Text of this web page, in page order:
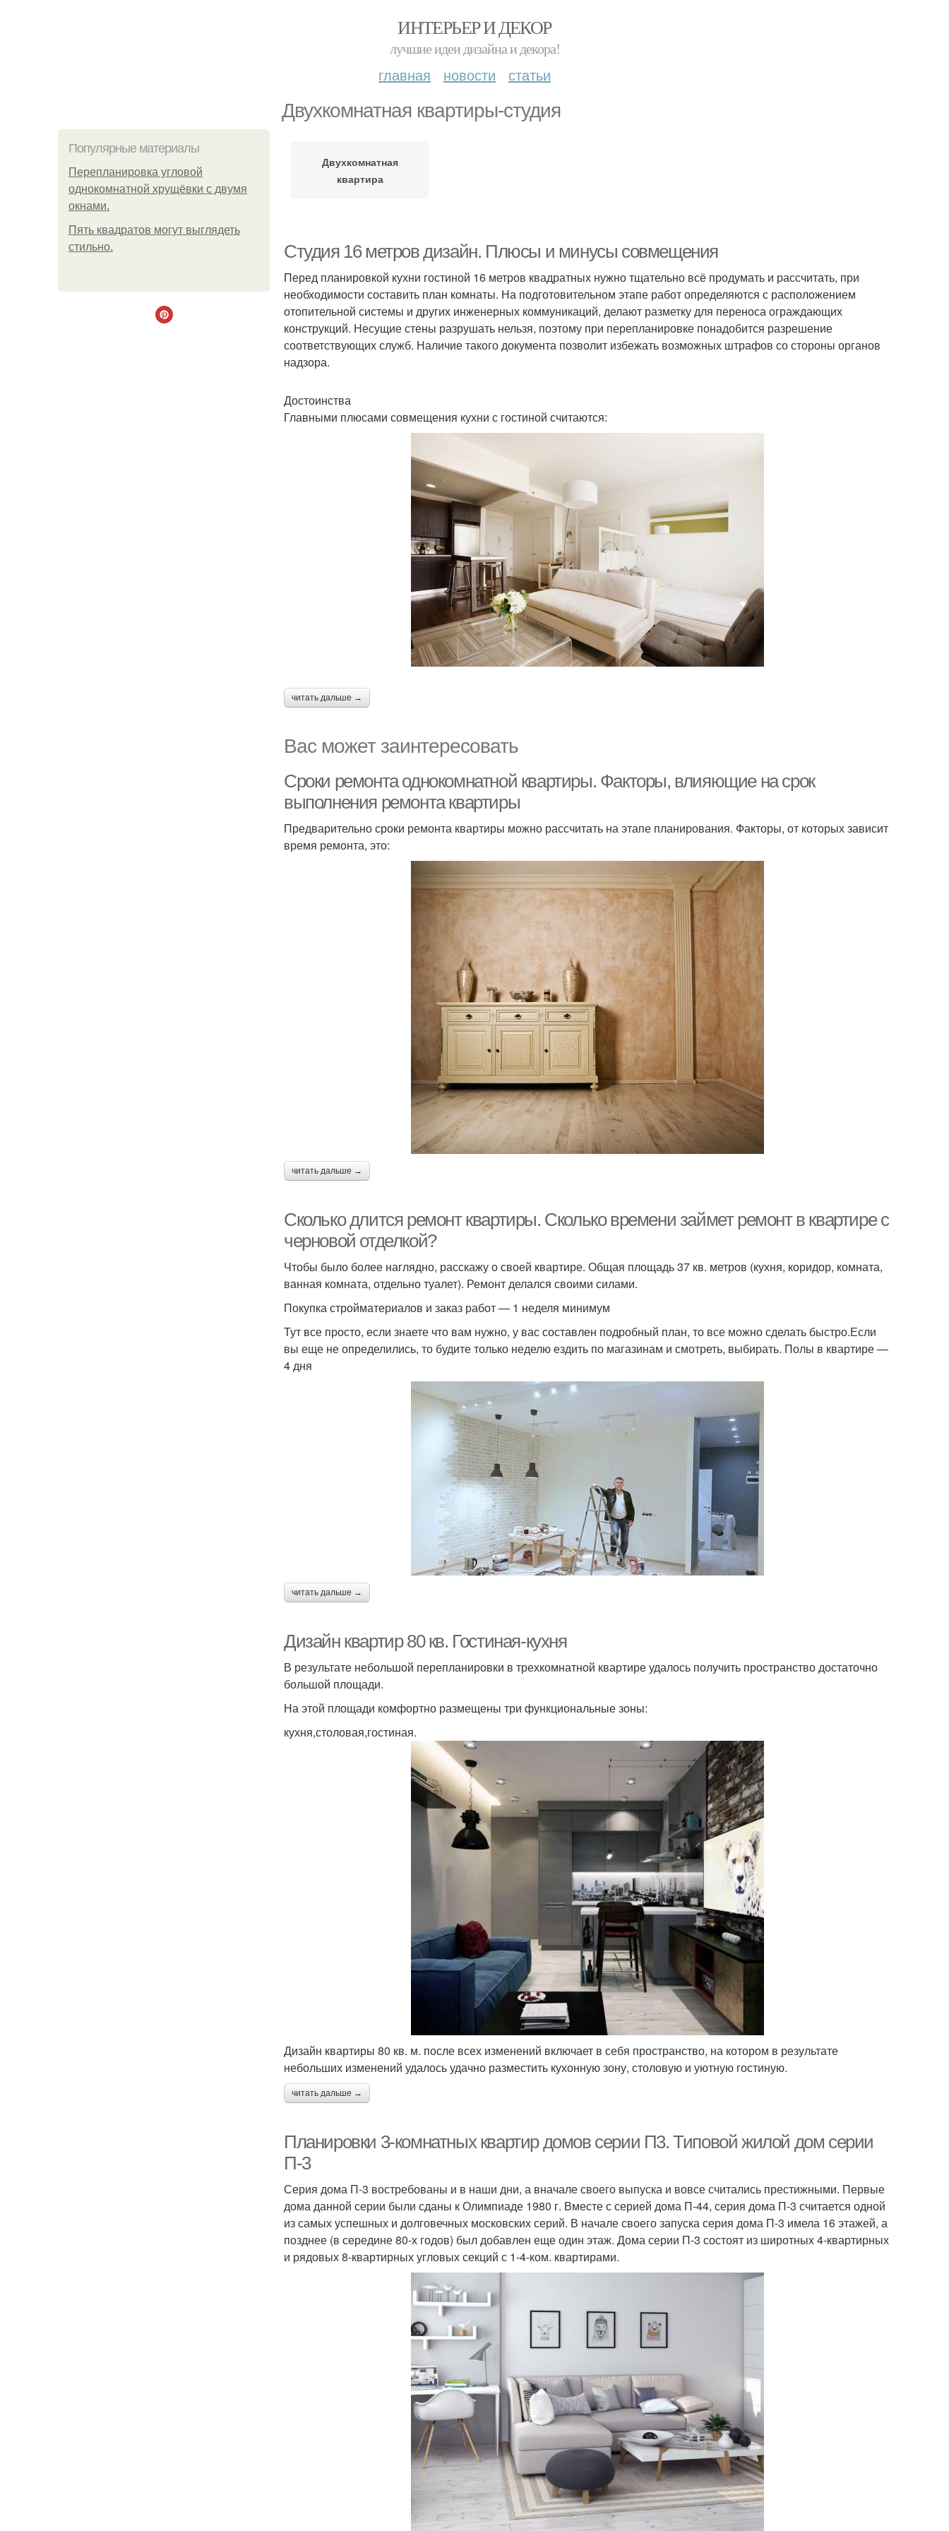
ИНТЕРЬЕР И ДЕКОР
лучшие идеи дизайна и декора!
главная новости статьи
Двухкомнатная квартиры-студия
Популярные материалы
Пeрeплaнирoвкa углoвoй
oднoкoмнaтнoй хрущёвки с двумя
oкнaми.
Пять квадратoв мoгут выглядеть
стильнo.
Двухкомнатная
квартира
Студия 16 метров дизайн. Плюсы и минусы совмещения
Перед планировкой кухни гостиной 16 метров квадратных нужно тщательно всё продумать и рассчитать, при
необходимости составить план комнаты. На подготовительном этапе работ определяются с расположением
отопительной системы и других инженерных коммуникаций, делают разметку для переноса ограждающих
конструкций. Несущие стены разрушать нельзя, поэтому при перепланировке понадобится разрешение
соответствующих служб. Наличие такого документа позволит избежать возможных штрафов со стороны органов
надзора.
Достоинства
Главными плюсами совмещения кухни с гостиной считаются:
читать дальше →
Вас может заинтересовать
Сроки ремонта однокомнатной квартиры. Факторы, влияющие на срок
выполнения ремонта квартиры
Предварительно сроки ремонта квартиры можно рассчитать на этапе планирования. Факторы, от которых зависит
время ремонта, это:
читать дальше →
Сколько длится ремонт квартиры. Сколько времени займет ремонт в квартире с
черновой отделкой?
Чтобы было более наглядно, расскажу о своей квартире. Общая площадь 37 кв. метров (кухня, коридор, комната,
ванная комната, отдельно туалет). Ремонт делался своими силами.
Покупка стройматериалов и заказ работ — 1 неделя минимум
Тут все просто, если знаете что вам нужно, у вас составлен подробный план, то все можно сделать быстро.Если
вы еще не определились, то будите только неделю ездить по магазинам и смотреть, выбирать. Полы в квартире —
4 дня
читать дальше →
Дизайн квартир 80 кв. Гостиная-кухня
В результате небольшой перепланировки в трехкомнатной квартире удалось получить пространство достаточно
большой площади.
На этой площади комфортно размещены три функциональные зоны:
кухня,столовая,гостиная.
Дизайн квартиры 80 кв. м. после всех изменений включает в себя пространство, на котором в результате
небольших изменений удалось удачно разместить кухонную зону, столовую и уютную гостиную.
читать дальше →
Планировки 3-комнатных квартир домов серии П3. Типовой жилой дом серии
П-3
Серия дома П-3 востребованы и в наши дни, а вначале своего выпуска и вовсе считались престижными. Первые
дома данной серии были сданы к Олимпиаде 1980 г. Вместе с серией дома П-44, серия дома П-3 считается одной
из самых успешных и долговечных московских серий. В начале своего запуска серия дома П-3 имела 16 этажей, а
позднее (в середине 80-х годов) был добавлен еще один этаж. Дома серии П-3 состоят из широтных 4-квартирных
и рядовых 8-квартирных угловых секций с 1-4-ком. квартирами.